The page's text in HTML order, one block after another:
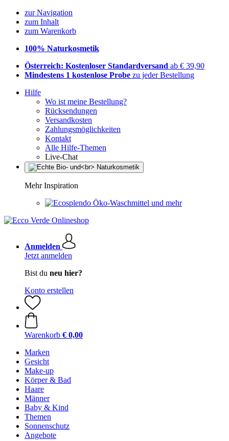
zur Navigation
zum Inhalt
zum Warenkorb
100% Naturkosmetik
Österreich: Kostenloser Standardversand ab € 39,90
Mindestens 1 kostenlose Probe zu jeder Bestellung
Hilfe
Wo ist meine Bestellung?
Rücksendungen
Versandkosten
Zahlungsmöglichkeiten
Kontakt
Alle Hilfe-Themen
Live-Chat
Mehr Inspiration
Öko-Waschmittel und mehr
Anmelden
Jetzt anmelden
Bist du neu hier?
Konto erstellen
Warenkorb € 0,00
Marken
Gesicht
Make-up
Körper & Bad
Haare
Männer
Baby & Kind
Themen
Sonnenschutz
Angebote